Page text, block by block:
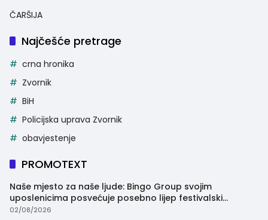
ČARŠIJA
Najčešće pretrage
crna hronika
Zvornik
BiH
Policijska uprava Zvornik
obavjestenje
PROMOTEXT
Naše mjesto za naše ljude: Bingo Group svojim
uposlenicima posvećuje posebno lijep festivalski
trenutak
02/08/2026